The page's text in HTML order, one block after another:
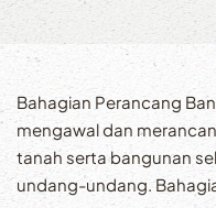
Bahagian Perancang
mengawal dan
tanah serta bangunan
undang-undang.